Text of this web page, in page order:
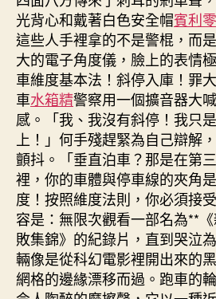
光背心和戴著白色安全帽賓利
這些人手裡拿的不是警棍，而
大的電子角度儀，臉上的表情
車維度基本法！斜停入庫！罪
車水箱精警察用一個擴音器大
感。「我、我沒有斜停！我只
上！」何手殘趕緊為自己辯解
顫抖。「垂直泊車？那是在第
裡，你的車體與停車線的夾
度！按照維度法則，你必須接
容是：無限次觀看一部名為**
敗集錦》的紀錄片，直到哭泣
輛像是從科幻電影裡開出來的
網格的邊緣漂移而過。跑車的